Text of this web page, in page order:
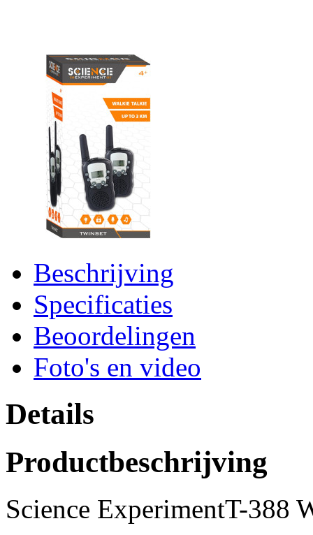
Beschrijving
Specificaties
Beoordelingen
Foto's en video
Details
Productbeschrijving
Science ExperimentT-388